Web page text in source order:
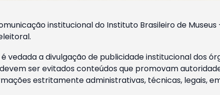
institucional do Instituto Brasileiro de
vedada a divulgação de publicidade institucional dos
ser evitados conteúdos que promovam
estritamente administrativas, técnicas, legais,